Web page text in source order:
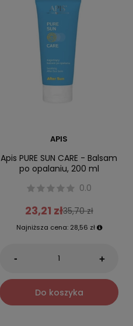
APIS
Apis PURE SUN CARE - Balsam
po opalaniu, 200 ml
0.0
23,21 zł35,70 zł
Najniższa cena: 28,56 zł
- +
Do koszyka